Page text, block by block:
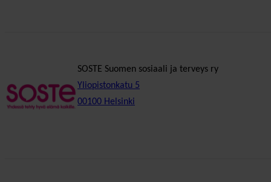
SOSTE Suomen sosiaali ja terveys ry
Yliopistonkatu 5
00100 Helsinki